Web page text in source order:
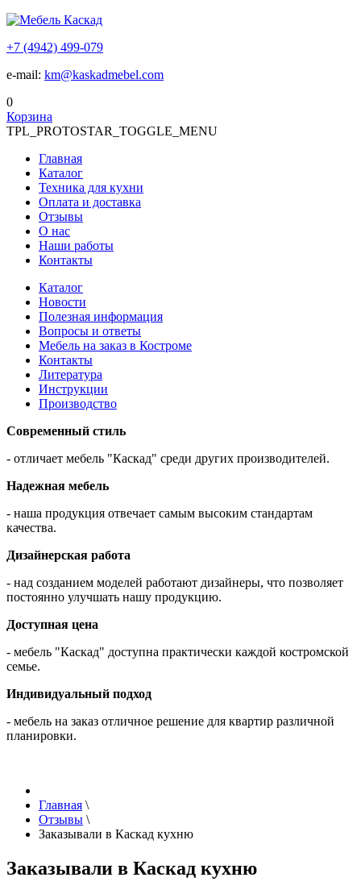
+7 (4942) 499-079
e-mail: km@kaskadmebel.com
0
Корзина
TPL_PROTOSTAR_TOGGLE_MENU
Главная
Каталог
Техника для кухни
Оплата и доставка
Отзывы
О нас
Наши работы
Контакты
Каталог
Новости
Полезная информация
Вопросы и ответы
Мебель на заказ в Костроме
Контакты
Литература
Инструкции
Производство
Современный стиль
- отличает мебель "Каскад" среди других производителей.
Надежная мебель
- наша продукция отвечает самым высоким стандартам
качества.
Дизайнерская работа
- над созданием моделей работают дизайнеры, что позволяет
постоянно улучшать нашу продукцию.
Доступная цена
- мебель "Каскад" доступна практически каждой костромской
семье.
Индивидуальный подход
- мебель на заказ отличное решение для квартир различной
планировки.
Главная \
Отзывы \
Заказывали в Каскад кухню
Заказывали в Каскад кухню